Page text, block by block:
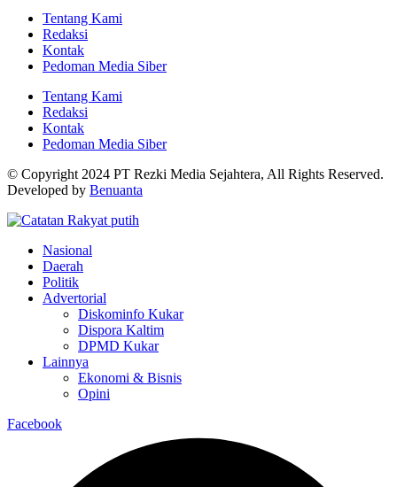
Tentang Kami
Redaksi
Kontak
Pedoman Media Siber
Tentang Kami
Redaksi
Kontak
Pedoman Media Siber
© Copyright 2024 PT Rezki Media Sejahtera, All Rights Reserved.
Developed by Benuanta
Nasional
Daerah
Politik
Advertorial
Diskominfo Kukar
Dispora Kaltim
DPMD Kukar
Lainnya
Ekonomi & Bisnis
Opini
Facebook